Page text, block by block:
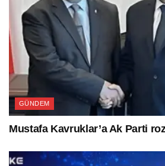
GÜNDEM
Mustafa Kavruklar’a Ak Parti